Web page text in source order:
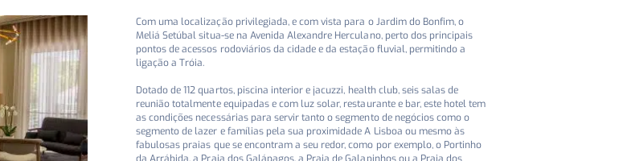
Com uma localização privilegiada, e com vista para o Jardim do Bonfim, o
Meliá Setúbal situa-se na Avenida Alexandre Herculano, perto dos principais
pontos de acessos rodoviários da cidade e da estação fluvial, permitindo a
ligação a Tróia.
Dotado de 112 quartos, piscina interior e jacuzzi, health club, seis salas de
reunião totalmente equipadas e com luz solar, restaurante e bar, este hotel tem
as condições necessárias para servir tanto o segmento de negócios como o
segmento de lazer e famílias pela sua proximidade A Lisboa ou mesmo às
fabulosas praias que se encontram a seu redor, como por exemplo, o Portinho